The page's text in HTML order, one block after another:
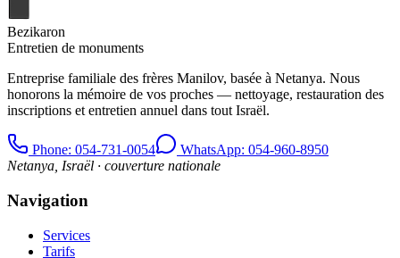
Bezikaron
Entretien de monuments
Entreprise familiale des frères Manilov, basée à Netanya. Nous
honorons la mémoire de vos proches — nettoyage, restauration des
inscriptions et entretien annuel dans tout Israël.
Phone: 054-731-0054
WhatsApp: 054-960-8950
Netanya, Israël · couverture nationale
Navigation
Services
Tarifs